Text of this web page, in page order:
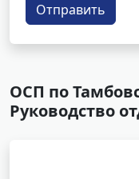
Отправить
ОСП по
Руководство